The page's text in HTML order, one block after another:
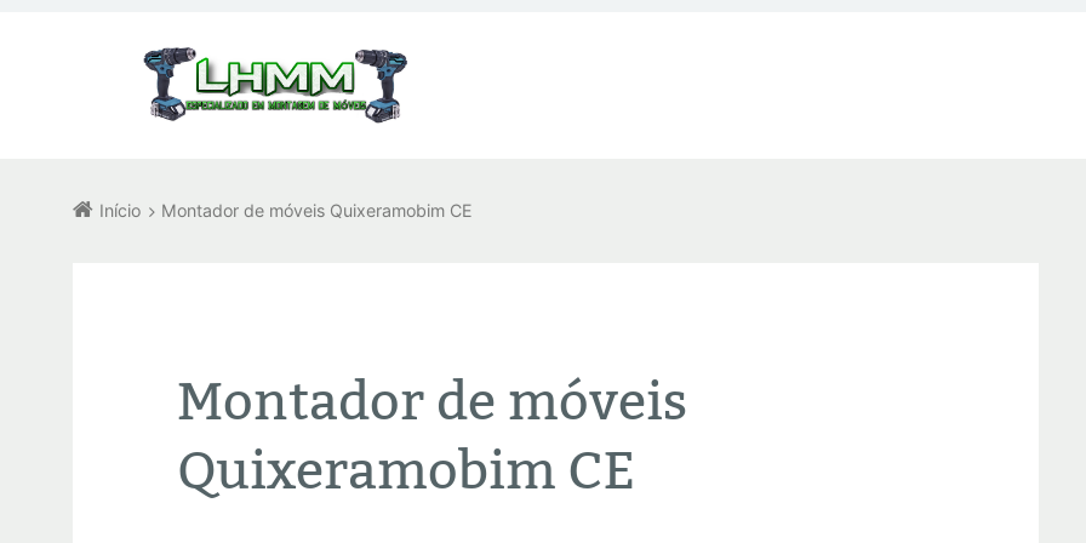
Início Montador de móveis Quixeramobim CE
Montador de móveis
Quixeramobim CE